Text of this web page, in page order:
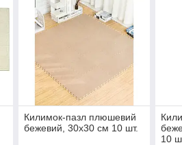
Килимок-пазл плюшевий
бежевий, 30х30 см 10 шт.
10